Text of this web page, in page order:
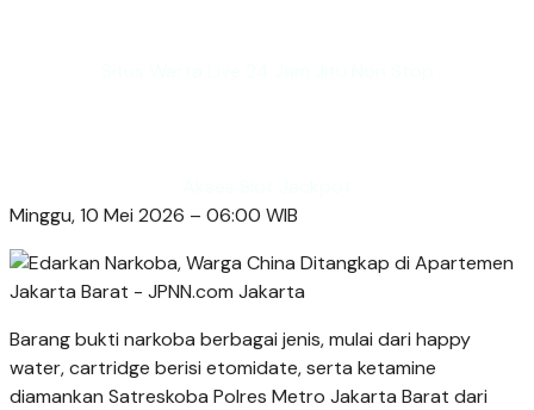
Minggu, 10 Mei 2026 – 06:00 WIB
Barang bukti narkoba berbagai jenis, mulai dari happy
water, cartridge berisi etomidate, serta ketamine
diamankan Satreskoba Polres Metro Jakarta Barat dari